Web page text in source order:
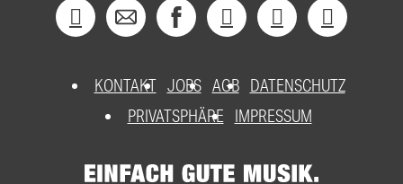
KONTAKT JOBS AGB DATENSCHUTZ
PRIVATSPHÄRE
IMPRESSUM